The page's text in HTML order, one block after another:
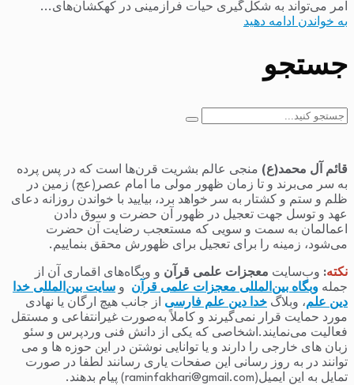
امر می‌تواند به شکل‌گیری حیات فرازمینی در کهکشان‌های...
به خواندن ادامه دهید
جستجو
جستجو
قائم آل محمد(ع) منجی عالم بشریت قرن‌ها است که در پس پرده
به سر می‌برند و تا زمان ظهور مولی ما امام عصر(عج) زمین در
ظلم و ستم و کشتار به سر خواهد برد، بیایید با خواندن روزانه دعای
عهد و توسل جهت تعجیل در ظهور آن حضرت و سوق دادن
اعمالمان به سمت و سویی که مستعجب رضایت آن حضرت
می‌شود، زمینه را برای تعجیل برای ظهورش محقق بنماییم.
نکته: وب‌سایت معجزات علمی قرآن و وبگاه‌های اقماری آن از
جمله وبگاه بین‌المللی معجزات علمی قرآن و سایت بین‌المللی خدا
دین علم، وبلاگ خدا دین علم فارسی از جانب هیچ ارگان یا نهادی
مورد حمایت قرار نمی‌گیرند و کاملاً به‌صورت غیرانتفاعی و مستقل
فعالیت می‌نمایند.اشخاصی که یکی از دانش فنی وردپرس و سئو
زبان های خارجی را دارند و یا توانایی نوشتن در این حوزه ها و می
توانند در به روز رسانی این صفحات یاری رسانند لطفا در صورت
تمایل به این ایمیل(raminfakhari@gmail.com) پیام بدهند.